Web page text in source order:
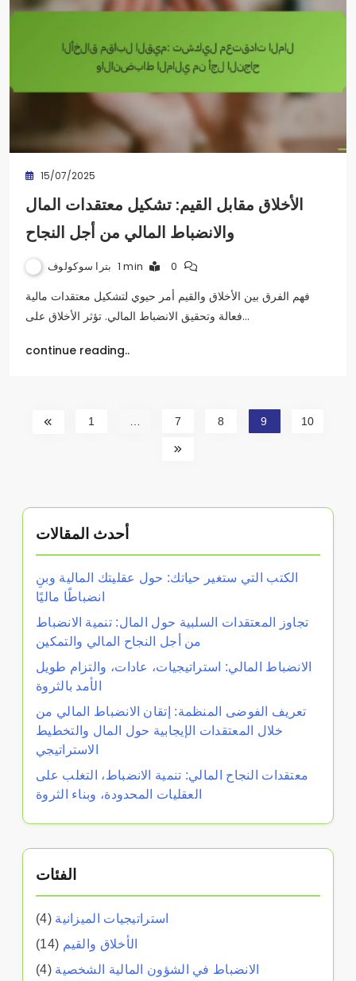
15/07/2025
الأخلاق مقابل القيم: تشكيل معتقدات المال
والانضباط المالي من أجل النجاح
بترا سوكولوف 1 min 0
فهم الفرق بين الأخلاق والقيم أمر حيوي لتشكيل معتقدات مالية
فعالة وتحقيق الانضباط المالي. تؤثر الأخلاق على…
continue reading..
1 7 8 9 10
أحدث المقالات
الكتب التي ستغير حياتك: حول عقليتك المالية وبنِ
انضباطًا ماليًا
تجاوز المعتقدات السلبية حول المال: تنمية الانضباط
من أجل النجاح المالي والتمكين
الانضباط المالي: استراتيجيات، عادات، والتزام طويل
الأمد بالثروة
تعريف الفوضى المنظمة: إتقان الانضباط المالي من
خلال المعتقدات الإيجابية حول المال والتخطيط
الاستراتيجي
معتقدات النجاح المالي: تنمية الانضباط، التغلب على
العقليات المحدودة، وبناء الثروة
الفئات
استراتيجيات الميزانية (4)
الأخلاق والقيم (14)
الانضباط في الشؤون المالية الشخصية (4)